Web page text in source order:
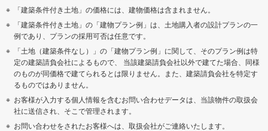
「建築条件付き土地」の価格には、建物価格は含まれません。
「建築条件付き土地」の「建物プラン例」は、土地購入者の設計プランの一
例であり、プランの採用可否は任意です。
「土地（建築条件なし）」の「建物プラン例」に関して、そのプラン例は特
定の建築請負会社によるもので、 当該建築請負会社以外で建てた場合、同様
のものが同価格で建てられるとは限りません。また、建築請負会社を特定す
るものではありません。
お客様が入力する個人情報を含むお問い合わせデータは、当該物件の取扱会
社に送信され、そこで管理されます。
お問い合わせをされたお客様へは、取扱会社がご連絡いたします。